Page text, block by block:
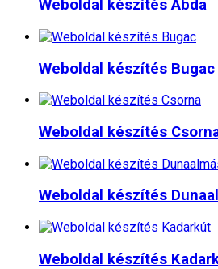
Weboldal készítés​ Abda
Weboldal készítés​ Bugac
Weboldal készítés​
Weboldal készítés​
Weboldal készítés​